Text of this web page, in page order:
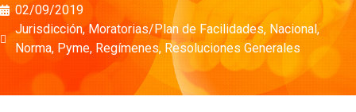
02/09/2019
Jurisdicción,Moratorias/Plan de Facilidades, Nacional,
Norma, Pyme, Regímenes, Resoluciones Generales